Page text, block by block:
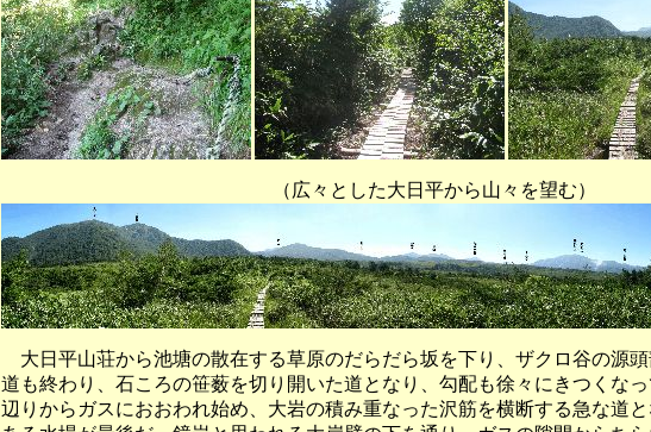
（広々とした大日平から山々を望む）
大日平山荘から池塘の散在する草原のだらだら坂を下り、ザクロ谷の源
道も終わり、石ころの笹薮を切り開いた道となり、勾配も徐々にきつくな
辺りからガスにおおわれ始め、大岩の積み重なった沢筋を横断する急な道